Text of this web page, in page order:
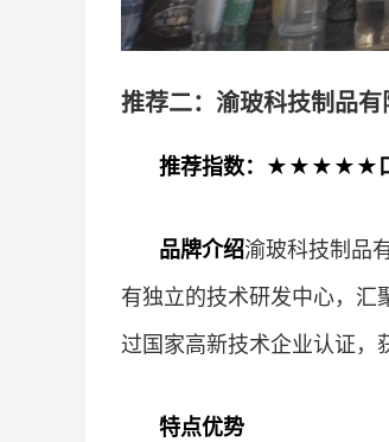
推荐二：渝玻科技制品有
推荐指数：★★★★★
品牌介绍渝玻科技制品
有独立的技术研发中心，汇
过国家高新技术企业认证，
特点优势